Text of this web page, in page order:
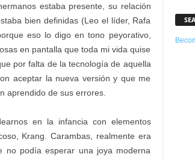
estaba presente, su relación
bien definidas (Leo el líder, Rafa
eso lo digo en tono peyorativo,
en pantalla que toda mi vida quise
por falta de la tecnología de aquella
aceptar la nueva versión y que me
aprendido de sus errores.
en la infancia con elementos
Krang. Carambas, realmente era
no podía esperar una joya moderna